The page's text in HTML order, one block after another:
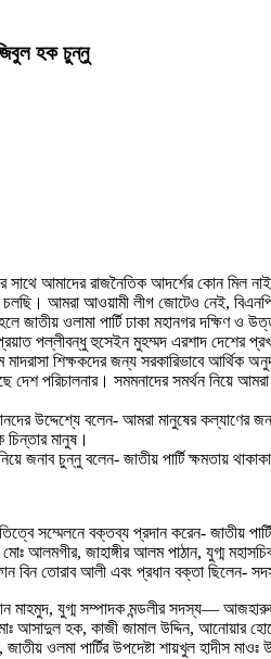
হক চুন্নু
আমাদের রাজনৈতিক আদর্শের কোন মিল
চলছি। আমরা আওয়ামী লীগ জোটেও নেই,
জাতীয় ওলামা পার্টি ঢাকা মহানগর দক্ষিণ
প্রয়াত পল্লীবন্ধু হুসেইন মুহম্মদ এরশাদ
শিক্ষকদের জন্য সরকারিভাবে আর্থিক
দেশ পরিচালনার। সমমনাদের সমর্থন নিয়ে
উদ্দেশ্যে বলেন- আমরা মানুষের
মানুষ।
জনাব চুন্নু বলেন- জাতীয় পার্টি ক্ষমতায়
সম্মেলনে বক্তব্য প্রদান করেন-
আলমগীর, জাহাঙ্গীর আলম পাঠান, যুগ্ম
বিন তোরাব আলী এবং প্রধান বক্তা ছিলেন-
মাহমুদ, যুগ্ম সম্পাদক মন্ডলীর সদস্য—
আসাদুল হক, কাজী জামাল উদ্দিন, আনোয়ার
ওলমা পার্টির উপদেষ্টা শায়খুল হাদীস